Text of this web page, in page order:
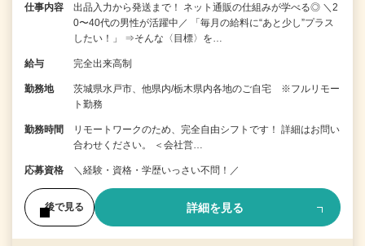
仕事内容
出品入力から発送まで！ ネット通販の仕組みが学べる◎ ＼2
0〜40代の男性が活躍中／ 「毎月の給料に“あと少し”プラス
したい！」 ⇒そんな〈目標〉を…
給与 完全出来高制
勤務地
茨城県水戸市、他県内/栃木県内各地のご自宅 ※フルリモー
ト勤務
勤務時間
リモートワークのため、完全自由シフトです！ 詳細はお問い
合わせください。 ＜会社営…
応募資格 ＼経験・資格・学歴いっさい不問！／
後で見る 詳細を見る